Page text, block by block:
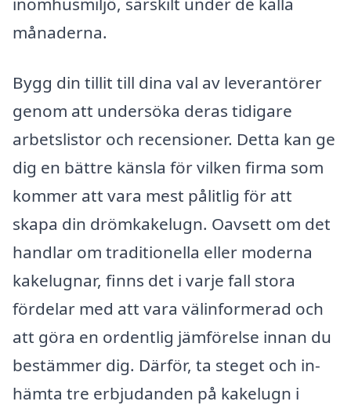
månaderna.
Bygg din tillit till dina val av leverantörer
genom att undersöka deras tidigare
arbetslistor och recensioner. Detta kan ge
dig en bättre känsla för vilken firma som
kommer att vara mest pålitlig för att
skapa din drömkakelugn. Oavsett om det
handlar om traditionella eller moderna
kakelugnar, finns det i varje fall stora
fördelar med att vara välinformerad och
att göra en ordentlig jämförelse innan du
bestämmer dig. Därför, ta steget och in­
hämta tre erbjudanden på kakelugn i